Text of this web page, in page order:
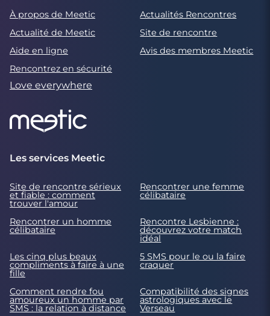
À propos de Meetic
Actualités Rencontres
Actualité de Meetic
Site de rencontre
Aide en ligne
Avis des membres Meetic
Rencontrez en sécurité
Love everywhere
Les services Meetic
Site de rencontre sérieux
et fiable : comment
trouver l'amour
Rencontrer une femme
célibataire
Rencontrer un homme
célibataire
Rencontre Lesbienne :
découvrez votre match
idéal
Les cinq plus beaux
compliments à faire à une
fille
5 SMS pour le ou la faire
craquer
Comment rendre fou
amoureux un homme par
SMS : la relation à distance
Compatibilité des signes
astrologiques avec le
Verseau